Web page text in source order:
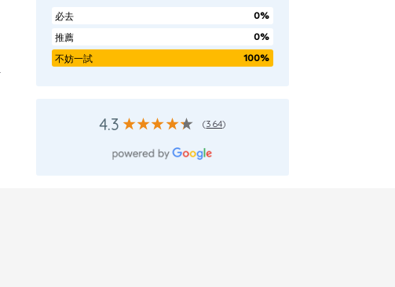
必去
0%
推薦
0%
不妨一試
100%
4.3 (364)